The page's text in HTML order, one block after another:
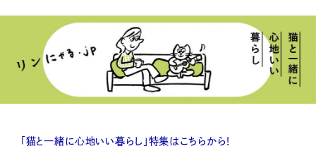
「猫と一緒に心地いい暮らし」特集はこちらから！